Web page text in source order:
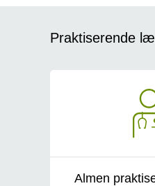
Praktiserende
Almen